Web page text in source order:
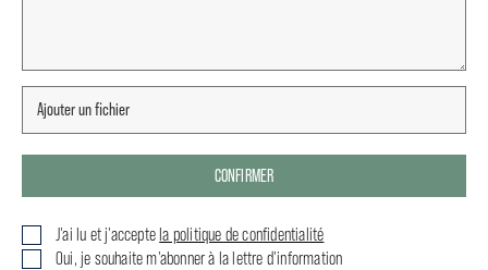
CONFIRMER
J'ai lu et j'accepte la politique de confidentialité
Oui, je souhaite m'abonner à la lettre d'information